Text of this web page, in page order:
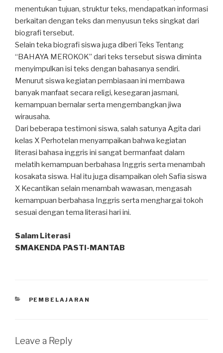
menentukan tujuan, struktur teks, mendapatkan informasi
berkaitan dengan teks dan menyusun teks singkat dari
biografi tersebut.
Selain teka biografi siswa juga diberi Teks Tentang
“BAHAYA MEROKOK” dari teks tersebut siswa diminta
menyimpulkan isi teks dengan bahasanya sendiri.
Menurut siswa kegiatan pembiasaan ini membawa
banyak manfaat secara religi, kesegaran jasmani,
kemampuan bernalar serta mengembangkan jiwa
wirausaha.
Dari beberapa testimoni siswa, salah satunya Agita dari
kelas X Perhotelan menyampaikan bahwa kegiatan
literasi bahasa inggris ini sangat bermanfaat dalam
melatih kemampuan berbahasa Inggris serta menambah
kosakata siswa. Hal itu juga disampaikan oleh Safia siswa
X Kecantikan selain menambah wawasan, mengasah
kemampuan berbahasa Inggris serta menghargai tokoh
sesuai dengan tema literasi hari ini.
Salam Literasi
SMAKENDA PASTI-MANTAB
PEMBELAJARAN
Leave a Reply